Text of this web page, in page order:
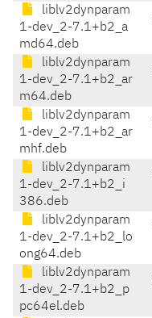
liblv2dynparam
1-dev_2-7.1+b2_a
md64.deb
liblv2dynparam
1-dev_2-7.1+b2_ar
m64.deb
liblv2dynparam
1-dev_2-7.1+b2_ar
mhf.deb
liblv2dynparam
1-dev_2-7.1+b2_i
386.deb
liblv2dynparam
1-dev_2-7.1+b2_lo
ong64.deb
liblv2dynparam
1-dev_2-7.1+b2_p
pc64el.deb